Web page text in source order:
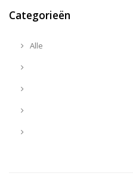
Categorieën
Alle